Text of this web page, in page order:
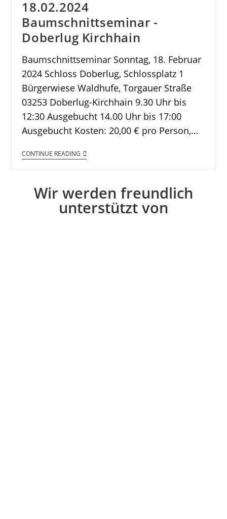
18.02.2024
Baumschnittseminar -
Doberlug Kirchhain
Baumschnittseminar Sonntag, 18. Februar
2024 Schloss Doberlug, Schlossplatz 1
Bürgerwiese Waldhufe, Torgauer Straße
03253 Doberlug-Kirchhain 9.30 Uhr bis
12:30 Ausgebucht 14.00 Uhr bis 17:00
Ausgebucht Kosten: 20,00 € pro Person,…
CONTINUE READING
Wir werden freundlich
unterstützt von